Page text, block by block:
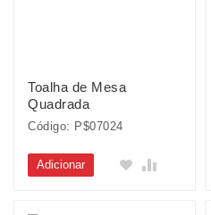
Toalha de Mesa
Quadrada
Código: P$07024
Adicionar